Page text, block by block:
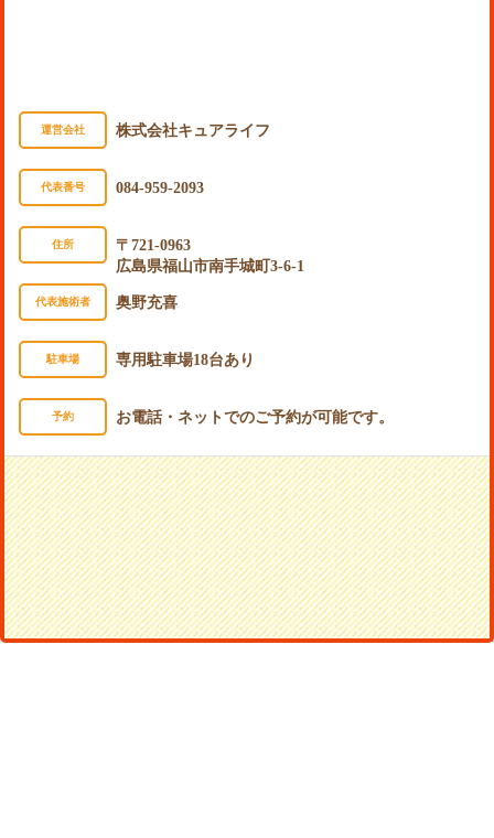
運営会社 株式会社キュアライフ
代表番号 084-959-2093
住所
〒721-0963
広島県福山市南手城町3-6-1
代表施術者 奥野充喜
駐車場 専用駐車場18台あり
予約 お電話・ネットでのご予約が可能です。